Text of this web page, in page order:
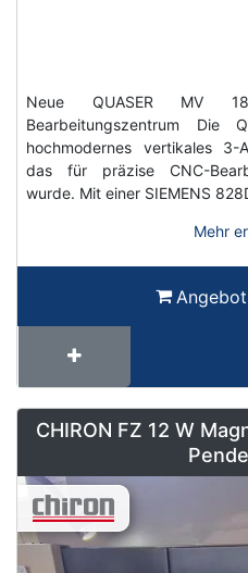
Neue QUASER MV
Bearbeitungszentrum Die
hochmodernes vertikales 3-
das für präzise CNC-
wurde. Mit einer SIEMENS
Mehr
CHIRON FZ 12 W